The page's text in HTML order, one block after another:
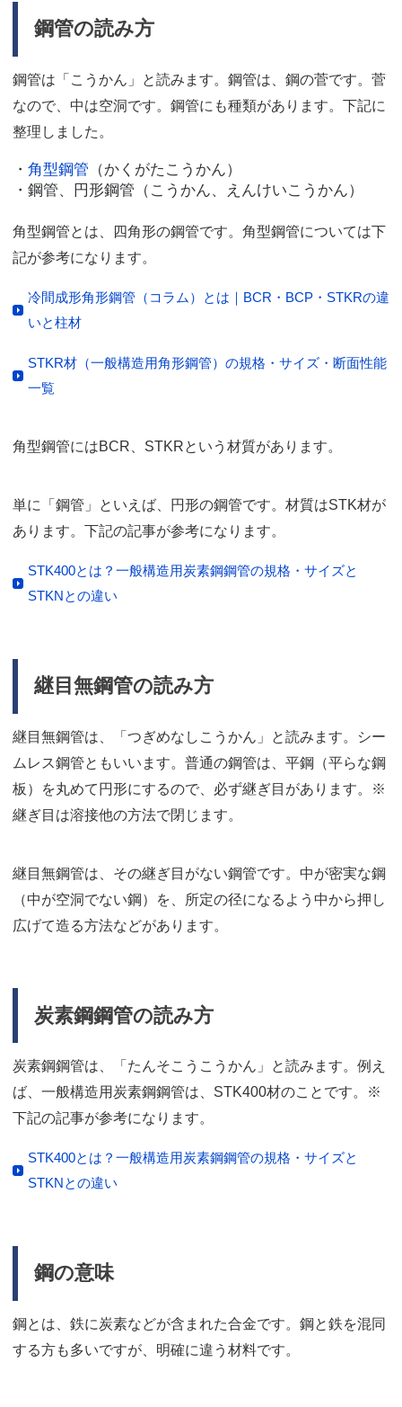
鋼管の読み方
鋼管は「こうかん」と読みます。鋼管は、鋼の菅です。菅
なので、中は空洞です。鋼管にも種類があります。下記に
整理しました。
・ 角型鋼管 （かくがたこうかん）
・鋼管、円形鋼管（こうかん、えんけいこうかん）
角型鋼管とは、四角形の鋼管です。角型鋼管については下
記が参考になります。
冷間成形角形鋼管（コラム）とは｜BCR・BCP・STKRの違
いと柱材
STKR材（一般構造用角形鋼管）の規格・サイズ・断面性能
一覧
角型鋼管にはBCR、STKRという材質があります。
単に「鋼管」といえば、円形の鋼管です。材質はSTK材が
あります。下記の記事が参考になります。
STK400とは？一般構造用炭素鋼鋼管の規格・サイズと
STKNとの違い
継目無鋼管の読み方
継目無鋼管は、「つぎめなしこうかん」と読みます。シー
ムレス鋼管ともいいます。普通の鋼管は、平鋼（平らな鋼
板）を丸めて円形にするので、必ず継ぎ目があります。※
継ぎ目は溶接他の方法で閉じます。
継目無鋼管は、その継ぎ目がない鋼管です。中が密実な鋼
（中が空洞でない鋼）を、所定の径になるよう中から押し
広げて造る方法などがあります。
炭素鋼鋼管の読み方
炭素鋼鋼管は、「たんそこうこうかん」と読みます。例え
ば、一般構造用炭素鋼鋼管は、STK400材のことです。※
下記の記事が参考になります。
STK400とは？一般構造用炭素鋼鋼管の規格・サイズと
STKNとの違い
鋼の意味
鋼とは、鉄に炭素などが含まれた合金です。鋼と鉄を混同
する方も多いですが、明確に違う材料です。